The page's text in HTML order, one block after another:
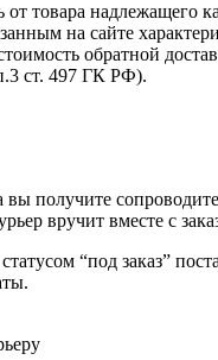
товара надлежащего
на сайте
обратной
ст. 497 ГК РФ).
получите
вручит вместе с
“под заказ”